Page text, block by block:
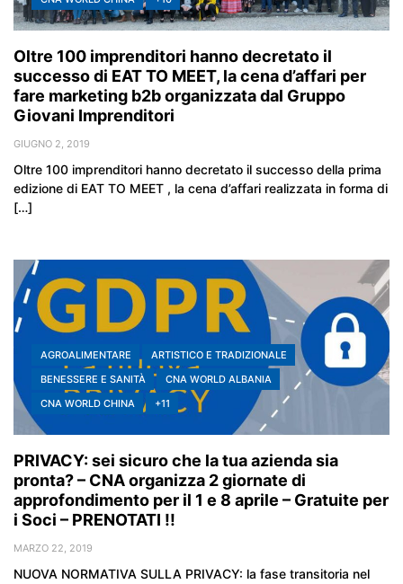
Oltre 100 imprenditori hanno decretato il
successo di EAT TO MEET, la cena d’affari per
fare marketing b2b organizzata dal Gruppo
Giovani Imprenditori
GIUGNO 2, 2019
Oltre 100 imprenditori hanno decretato il successo della prima
edizione di EAT TO MEET , la cena d’affari realizzata in forma di
[…]
AGROALIMENTARE
ARTISTICO E TRADIZIONALE
BENESSERE E SANITÀ
CNA WORLD ALBANIA
CNA WORLD CHINA
+11
PRIVACY: sei sicuro che la tua azienda sia
pronta? – CNA organizza 2 giornate di
approfondimento per il 1 e 8 aprile – Gratuite per
i Soci – PRENOTATI !!
MARZO 22, 2019
NUOVA NORMATIVA SULLA PRIVACY: la fase transitoria nel